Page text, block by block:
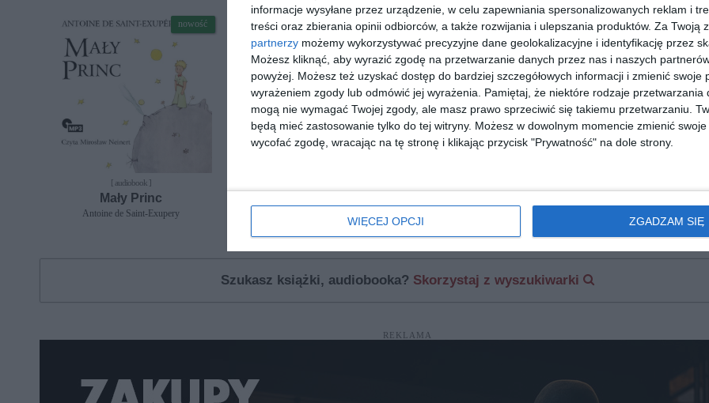
informacje wysyłane przez urządzenie, w celu zapewniania spersonalizowanych reklam i
treści oraz zbierania opinii odbiorców, a także rozwijania i ulepszania produktów. Za Twoją
partnerzy możemy wykorzystywać precyzyjne dane geolokalizacyjne i identyfikację przez
Możesz kliknąć, aby wyrazić zgodę na przetwarzanie danych przez nas i naszych
powyżej. Możesz też uzyskać dostęp do bardziej szczegółowych informacji i zmienić swoje
wyrażeniem zgody lub odmówić jej wyrażenia.
Pamiętaj, że niektóre rodzaje przetwarzania
mogą nie wymagać Twojej zgody, ale masz prawo sprzeciwić się takiemu przetwarzaniu.
będą mieć zastosowanie tylko do tej witryny. Możesz w dowolnym momencie zmienić
wycofać zgodę, wracając na tę stronę i klikając przycisk "Prywatność" na dole strony.
WIĘCEJ OPCJI ZGADZAM SIĘ
nowość
[ audiobook ]
Mały Princ
Antoine de Saint-Exupery
nowość
Eduardo Mendoza
nowość
Szukasz książki, audiobooka? Skorzystaj z wyszukiwarki
REKLAMA